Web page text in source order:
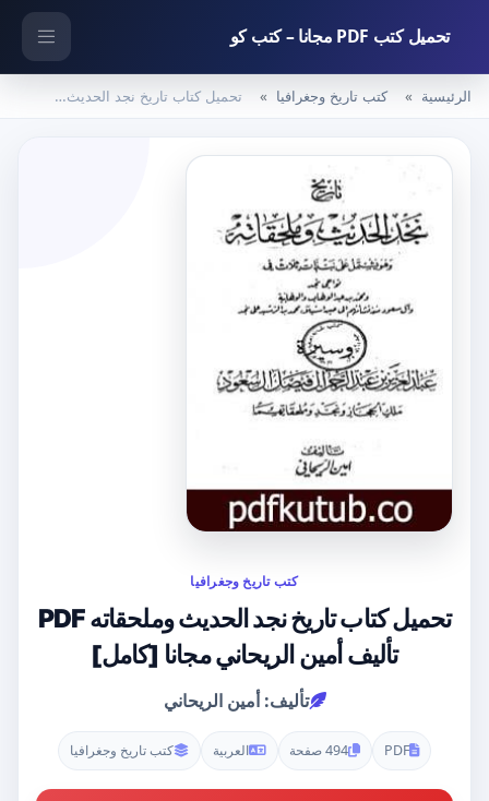
تحميل كتب PDF مجانا – كتب كو
الرئيسية كتب تاريخ وجغرافيا تحميل كتاب تاريخ نجد الحديث وملحقاته PDF تأليف أمين الريحاني مجانا [كامل]
كتب تاريخ وجغرافيا
تحميل كتاب تاريخ نجد الحديث وملحقاته PDF
تأليف أمين الريحاني مجانا [كامل]
تأليف: أمين الريحاني
PDF 494 صفحة العربية كتب تاريخ وجغرافيا